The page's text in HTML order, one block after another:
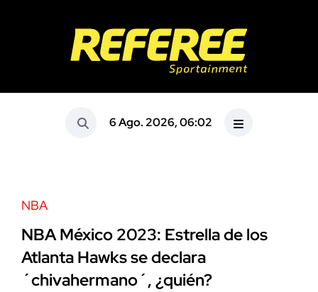
6 Ago. 2026, 06:02
NBA
NBA México 2023: Estrella de los
Atlanta Hawks se declara
´chivahermano´, ¿quién?